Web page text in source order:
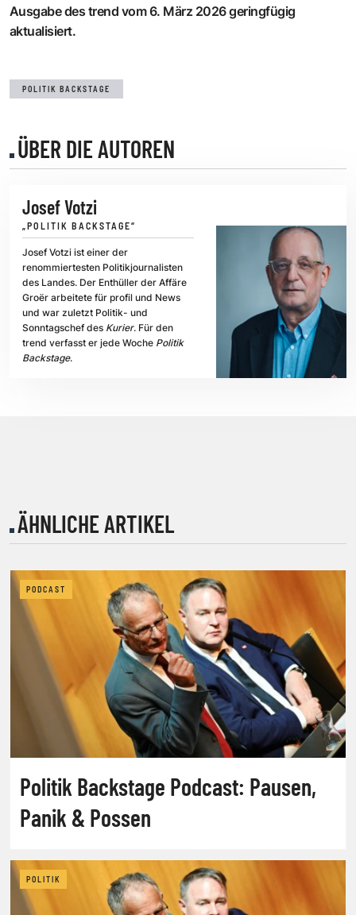
Ausgabe des trend vom 6. März 2026 geringfügig
aktualisiert.
POLITIK BACKSTAGE
ÜBER DIE AUTOREN
Josef Votzi
„POLITIK BACKSTAGE“
Josef Votzi ist einer der
renommiertesten Politikjournalisten
des Landes. Der Enthüller der Affäre
Groër arbeitete für profil und News
und war zuletzt Politik- und
Sonntagschef des Kurier. Für den
trend verfasst er jede Woche Politik
Backstage.
ÄHNLICHE ARTIKEL
PODCAST
Politik Backstage Podcast: Pausen,
Panik & Possen
POLITIK